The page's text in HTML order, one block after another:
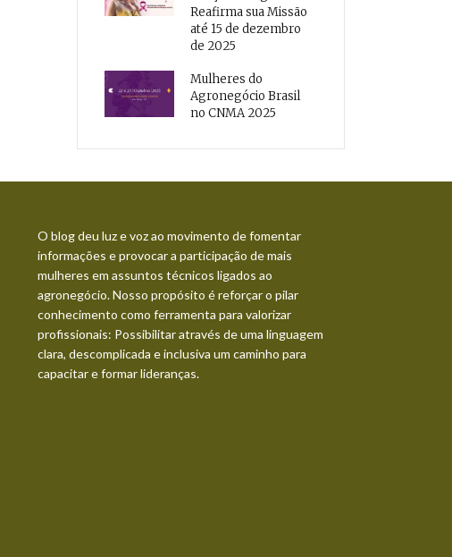
Reafirma sua Missão
até 15 de dezembro
de 2025
Mulheres do
Agronegócio Brasil
no CNMA 2025
O blog deu luz e voz ao movimento de fomentar
informações e provocar a participação de mais
mulheres em assuntos técnicos ligados ao
agronegócio. Nosso propósito é reforçar o pilar
conhecimento como ferramenta para valorizar
profissionais: Possibilitar através de uma linguagem
clara, descomplicada e inclusiva um caminho para
capacitar e formar lideranças.